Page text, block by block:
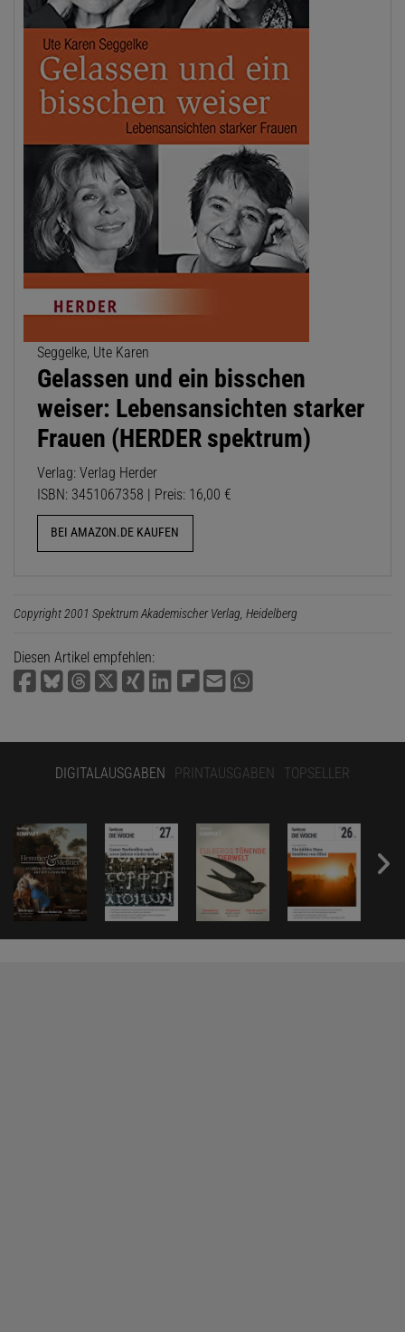
Seggelke, Ute Karen
Gelassen und ein bisschen
weiser: Lebensansichten starker
Frauen (HERDER spektrum)
Verlag: Verlag Herder
ISBN: 3451067358 | Preis: 16,00 €
BEI AMAZON.DE KAUFEN
Copyright 2001 Spektrum Akademischer Verlag, Heidelberg
Diesen Artikel empfehlen:
DIGITALAUSGABEN PRINTAUSGABEN TOPSELLER